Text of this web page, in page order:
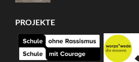
PROJEKTE